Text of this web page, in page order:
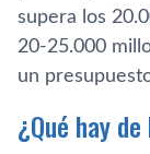
supera los
20-25.000
un
¿Qué hay